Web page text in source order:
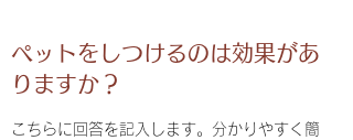
ペットをしつけるのは効果があ
りますか？
こちらに回答を記入します。分かりやすく簡